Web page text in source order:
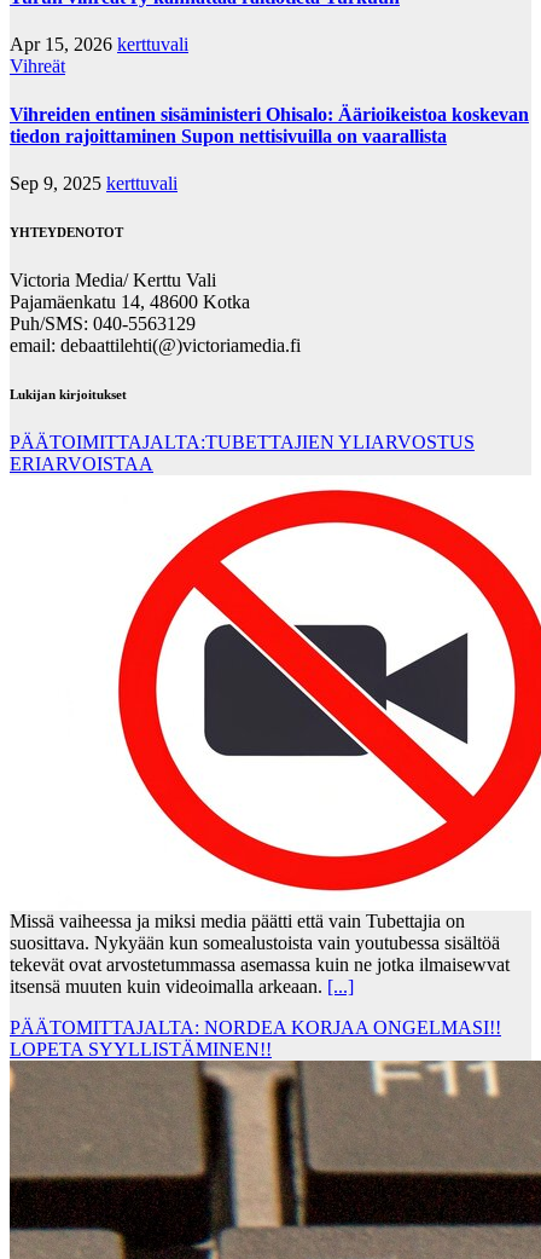
Apr 15, 2026 kerttuvali
Vihreät
Vihreiden entinen sisäministeri Ohisalo: Äärioikeistoa koskevan
tiedon rajoittaminen Supon nettisivuilla on vaarallista
Sep 9, 2025 kerttuvali
YHTEYDENOTOT
Victoria Media/ Kerttu Vali
Pajamäenkatu 14, 48600 Kotka
Puh/SMS: 040-5563129
email: debaattilehti(@)victoriamedia.fi
Lukijan kirjoitukset
PÄÄTOIMITTAJALTA:TUBETTAJIEN YLIARVOSTUS
ERIARVOISTAA
Missä vaiheessa ja miksi media päätti että vain Tubettajia on
suosittava. Nykyään kun somealustoista vain youtubessa sisältöä
tekevät ovat arvostetummassa asemassa kuin ne jotka ilmaisewvat
itsensä muuten kuin videoimalla arkeaan. [...]
PÄÄTOMITTAJALTA: NORDEA KORJAA ONGELMASI!!
LOPETA SYYLLISTÄMINEN!!